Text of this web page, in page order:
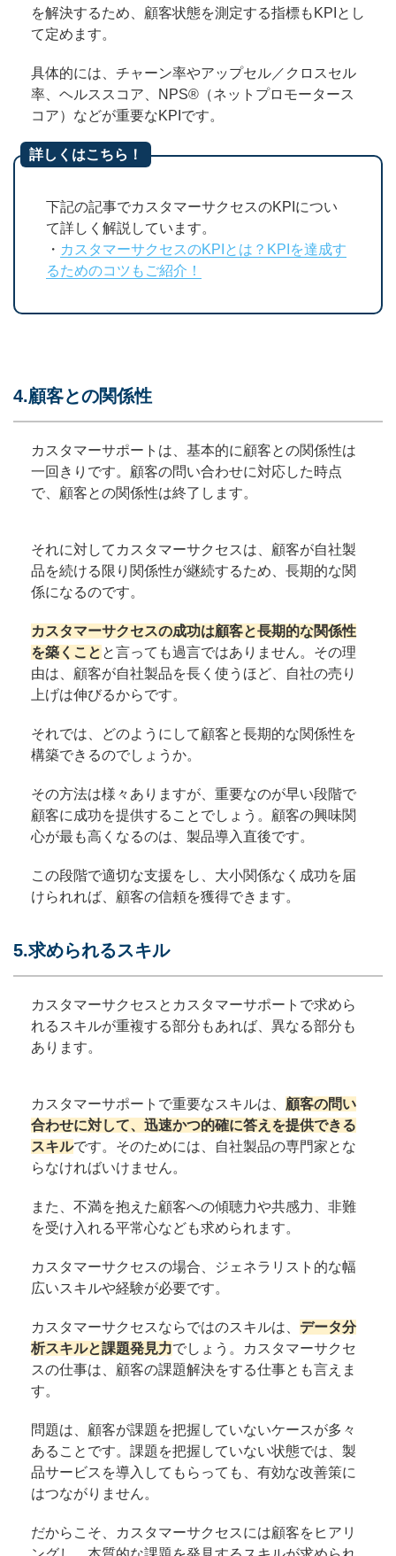
を解決するため、顧客状態を測定する指標もKPIとし
て定めます。
具体的には、チャーン率やアップセル／クロスセル
率、ヘルススコア、NPS®（ネットプロモータース
コア）などが重要なKPIです。
詳しくはこちら！
下記の記事でカスタマーサクセスのKPIについ
て詳しく解説しています。
・ カスタマーサクセスのKPIとは？KPIを達成す
るためのコツもご紹介！
4.顧客との関係性
カスタマーサポートは、基本的に顧客との関係性は
一回きりです。顧客の問い合わせに対応した時点
で、顧客との関係性は終了します。
それに対してカスタマーサクセスは、顧客が自社製
品を続ける限り関係性が継続するため、長期的な関
係になるのです。
カスタマーサクセスの成功は顧客と長期的な関係性
を築くこと と言っても過言ではありません。その理
由は、顧客が自社製品を長く使うほど、自社の売り
上げは伸びるからです。
それでは、どのようにして顧客と長期的な関係性を
構築できるのでしょうか。
その方法は様々ありますが、重要なのが早い段階で
顧客に成功を提供することでしょう。顧客の興味関
心が最も高くなるのは、製品導入直後です。
この段階で適切な支援をし、大小関係なく成功を届
けられれば、顧客の信頼を獲得できます。
5.求められるスキル
カスタマーサクセスとカスタマーサポートで求めら
れるスキルが重複する部分もあれば、異なる部分も
あります。
カスタマーサポートで重要なスキルは、 顧客の問い
合わせに対して、迅速かつ的確に答えを提供できる
スキルです。そのためには、自社製品の専門家とな
らなければいけません。
また、不満を抱えた顧客への傾聴力や共感力、非難
を受け入れる平常心なども求められます。
カスタマーサクセスの場合、ジェネラリスト的な幅
広いスキルや経験が必要です。
カスタマーサクセスならではのスキルは、 データ分
析スキルと課題発見力でしょう。カスタマーサクセ
スの仕事は、顧客の課題解決をする仕事とも言えま
す。
問題は、顧客が課題を把握していないケースが多々
あることです。課題を把握していない状態では、製
品サービスを導入してもらっても、有効な改善策に
はつながりません。
だからこそ、カスタマーサクセスには顧客をヒアリ